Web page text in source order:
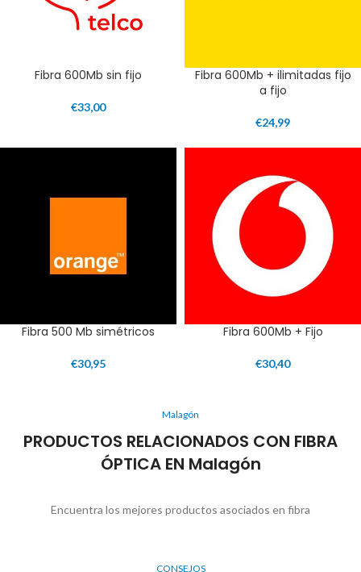
Fibra 600Mb sin fijo
€33,00
Fibra 600Mb + ilimitadas fijo
a fijo
€24,99
Fibra 500 Mb simétricos
€30,95
Fibra 600Mb + Fijo
€30,40
Malagón
PRODUCTOS RELACIONADOS CON FIBRA
ÓPTICA EN Malagón
Encuentra los mejores productos asociados en fibra
CONSEJOS